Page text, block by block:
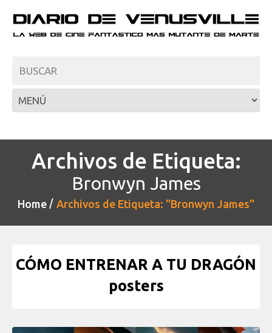
Archivos de Etiqueta:
Bronwyn James
Home Archivos de Etiqueta: "Bronwyn James"
CÓMO ENTRENAR A TU DRAGÓN
posters